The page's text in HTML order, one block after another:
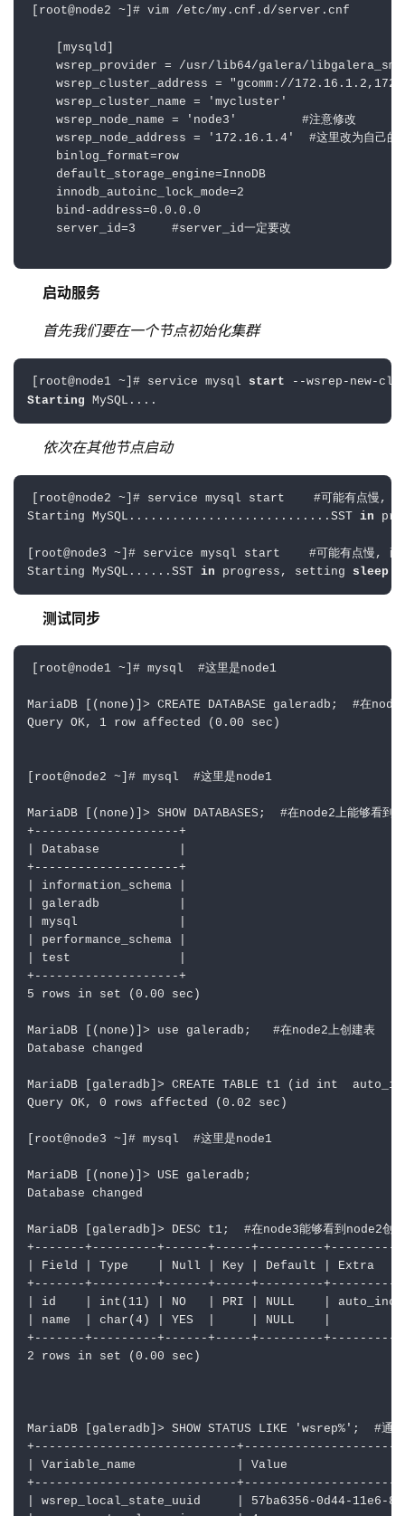
[root@node2 ~] # vim /etc/my.cnf.d/server.cnf
[mysqld]
wsrep_provider = /usr/lib64/galera/
wsrep_cluster_address = "gcomm://
wsrep_cluster_name =
'mycluster'
wsrep_node_name =
'node3'
#注意修改
wsrep_node_address =
'172.16.1.4'
#这里改为自己的
binlog_format=row
default_storage_engine=InnoDB
innodb_autoinc_lock_mode=2
bind-address=0 . 0 . 0 . 0
server_id=3 #server_id一定要改
启动服务
首先我们要在一个节点初始化集群
[root@node1 ~]# service mysql start
--wsrep-new-
Starting MySQL....
依次在其他节点启动
[root@node2 ~] # service mysql start    #可能有点慢, 耐
Starting MySQL............................SST in
[root@node3 ~] # service mysql start    #可能有点慢, 耐
Starting MySQL......SST in progress, setting sleep
测试同步
[root@node1 ~]# mysql  #这里是node1
MariaDB [(none)]> CREATE DATABASE galeradb; #在
Query OK, 1 row affected (0.00 sec)
[root@node2 ~]# mysql  #这里是node1
MariaDB [(none)]> SHOW DATABASES; #在node2上能够看到
+--------------------+
Database
+--------------------+
information_schema
galeradb
mysql
performance_schema
test
+--------------------+
5 rows in set (0.00 sec)
MariaDB [(none)]> use galeradb; #在node2上创建表
Database changed
MariaDB [galeradb]> CREATE TABLE t1 (id int
Query OK, 0 rows affected (0.02 sec)
[root@node3 ~]# mysql  #这里是node1
MariaDB [(none)]> USE galeradb;
Database changed
MariaDB [galeradb]> DESC t1; #在node3能够看到node2创
+-------+---------+------+-----+---------
Field Type Null Key Default
+-------+---------+------+-----+---------
id int(11) NO PRI NULL
name char(4) YES NULL
+-------+---------+------+-----+---------
2 rows in set (0.00 sec)
MariaDB [galeradb]> SHOW STATUS LIKE 'wsrep%'; #通
+----------------------------
Variable_name
+----------------------------
wsrep_local_state_uuid
57ba6356-0d44-